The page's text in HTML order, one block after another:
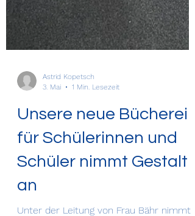
Astrid Kopetsch
Unsere neue Bücherei